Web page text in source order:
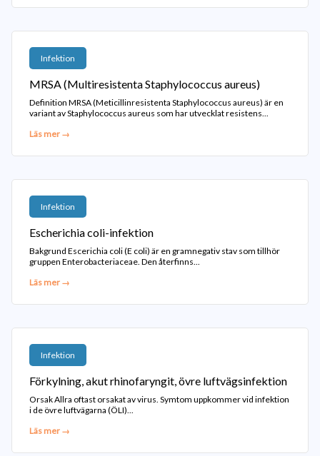
Infektion
MRSA (Multiresistenta Staphylococcus aureus)
Definition MRSA (Meticillinresistenta Staphylococcus aureus) är en
variant av Staphylococcus aureus som har utvecklat resistens...
Läs mer →
Infektion
Escherichia coli-infektion
Bakgrund Escerichia coli (E coli) är en gramnegativ stav som tillhör
gruppen Enterobacteriaceae. Den återfinns...
Läs mer →
Infektion
Förkylning, akut rhinofaryngit, övre luftvägsinfektion
Orsak Allra oftast orsakat av virus. Symtom uppkommer vid infektion
i de övre luftvägarna (ÖLI)...
Läs mer →